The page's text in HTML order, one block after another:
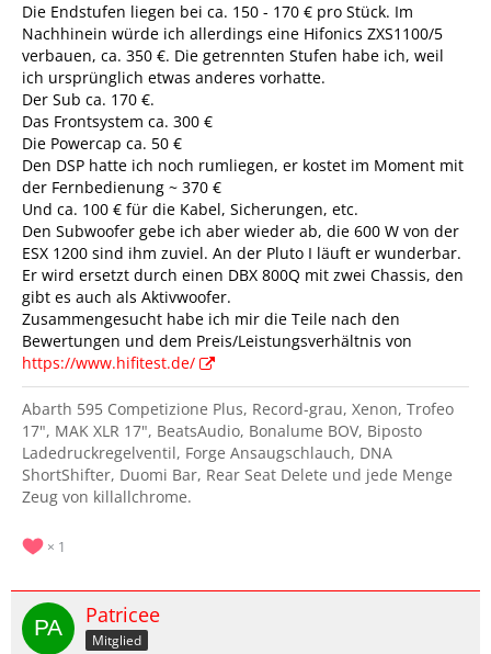
Die Endstufen liegen bei ca. 150 - 170 € pro Stück. Im
Nachhinein würde ich allerdings eine Hifonics ZXS1100/5
verbauen, ca. 350 €. Die getrennten Stufen habe ich, weil
ich ursprünglich etwas anderes vorhatte.
Der Sub ca. 170 €.
Das Frontsystem ca. 300 €
Die Powercap ca. 50 €
Den DSP hatte ich noch rumliegen, er kostet im Moment mit
der Fernbedienung ~ 370 €
Und ca. 100 € für die Kabel, Sicherungen, etc.
Den Subwoofer gebe ich aber wieder ab, die 600 W von der
ESX 1200 sind ihm zuviel. An der Pluto I läuft er wunderbar.
Er wird ersetzt durch einen DBX 800Q mit zwei Chassis, den
gibt es auch als Aktivwoofer.
Zusammengesucht habe ich mir die Teile nach den
Bewertungen und dem Preis/Leistungsverhältnis von
https://www.hifitest.de/
Abarth 595 Competizione Plus, Record-grau, Xenon, Trofeo
17", MAK XLR 17", BeatsAudio, Bonalume BOV, Biposto
Ladedruckregelventil, Forge Ansaugschlauch, DNA
ShortShifter, Duomi Bar, Rear Seat Delete und jede Menge
Zeug von killallchrome.
1
Patricee
Mitglied